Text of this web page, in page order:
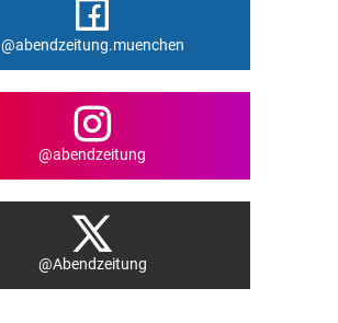
@abendzeitung.muenchen
@abendzeitung
@Abendzeitung